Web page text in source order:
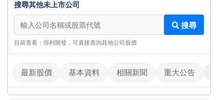
搜尋其他未上市公司
搜尋其他未上市公司
搜尋
目前查看：倍利開發，可直接查詢其他公司股價
最新股價 基本資料 相關新聞 重大公告